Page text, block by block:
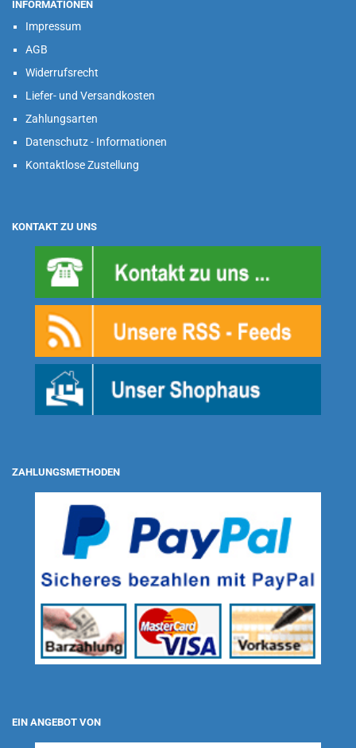
INFORMATIONEN
Impressum
AGB
Widerrufsrecht
Liefer- und Versandkosten
Zahlungsarten
Datenschutz - Informationen
Kontaktlose Zustellung
KONTAKT ZU UNS
ZAHLUNGSMETHODEN
EIN ANGEBOT VON